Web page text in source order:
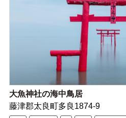
大魚神社の海中鳥居
藤津郡太良町多良1874-9